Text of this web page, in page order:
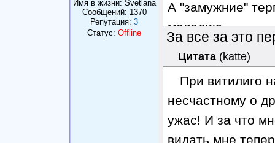
Имя в жизни: Svetlana
Сообщений: 1370
Репутация: 3
Статус: Offline
А "замужние"
мелодию.
Ужасть!
За все за это
Цитата (katte)
При витилиго
несчастному о
ужас! И за что
видать мне